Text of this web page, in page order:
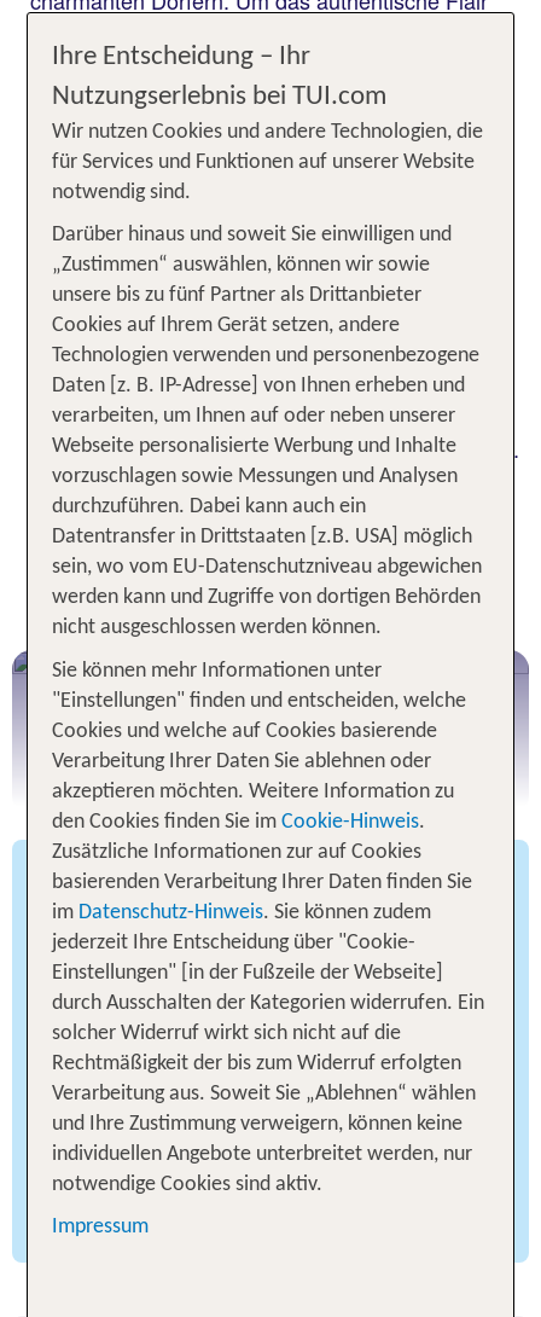
Leihwagen der ideale Reisebegleiter.
Freiheit pur: Warum ein Mietwagen
auf La Gomera unverzichtbar ist
La Gomera ist zwar die zweitkleinste Insel der
Kanaren, aber dennoch eine Insel der Vielfalt, von
den üppigen Lorbeerwäldern des Garajonay-
Nationalparks bis zu den abgelegenen Buchten an
der Küste. Ein Mietwagen ermöglicht Dir, alle
Facetten dieser Insel zu entdecken. Tauche ein in
die landschaftliche Schönheit mit malerischen und
außergewöhnlich schönen Aussichtspunkten,
historischen Stätten und versteckten Naturjuwelen.
Dein Mietwagen von TUI - Unser
RUNDUM-SORGLOS-
VERSPRECHEN:
Weltweitrenommierte Partner
Kostenlose Stornierungund Umbuchung bis
24 Stunden vor Übernahme
Vollkasko-Versicherungohne
Selbstbeteiligung inklusive
Zusatzhaftpflichtversicherungin Höhe von
7,5 Mio. Euro
UnbegrenzteFreikilometer/-meilen
Günstige und aktuellePreise
FaireTankregelung
Ihre Entscheidung – Ihr
Nutzungserlebnis bei TUI.com
Wir nutzen Cookies und andere Technologien, die
für Services und Funktionen auf unserer Website
notwendig sind.
Darüber hinaus und soweit Sie einwilligen und
„Zustimmen“ auswählen, können wir sowie
unsere bis zu fünf Partner als Drittanbieter
Cookies auf Ihrem Gerät setzen, andere
Technologien verwenden und personenbezogene
Daten [z. B. IP-Adresse] von Ihnen erheben und
verarbeiten, um Ihnen auf oder neben unserer
Webseite personalisierte Werbung und Inhalte
vorzuschlagen sowie Messungen und Analysen
durchzuführen. Dabei kann auch ein
Datentransfer in Drittstaaten [z.B. USA] möglich
sein, wo vom EU-Datenschutzniveau abgewichen
werden kann und Zugriffe von dortigen Behörden
nicht ausgeschlossen werden können.
Sie können mehr Informationen unter
"Einstellungen" finden und entscheiden, welche
Cookies und welche auf Cookies basierende
Verarbeitung Ihrer Daten Sie ablehnen oder
akzeptieren möchten. Weitere Information zu
den Cookies finden Sie im Cookie-Hinweis.
Zusätzliche Informationen zur auf Cookies
basierenden Verarbeitung Ihrer Daten finden Sie
im Datenschutz-Hinweis. Sie können zudem
jederzeit Ihre Entscheidung über "Cookie-
Einstellungen" [in der Fußzeile der Webseite]
durch Ausschalten der Kategorien widerrufen. Ein
solcher Widerruf wirkt sich nicht auf die
Rechtmäßigkeit der bis zum Widerruf erfolgten
Verarbeitung aus. Soweit Sie „Ablehnen“ wählen
und Ihre Zustimmung verweigern, können keine
individuellen Angebote unterbreitet werden, nur
notwendige Cookies sind aktiv.
Impressum